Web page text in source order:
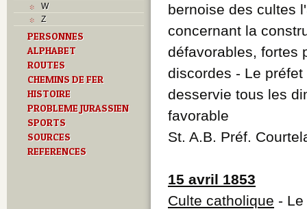
P
Problème jurassien
Q
R
S
T
Textes
U
Z
W
Z
PERSONNES
ALPHABET
ROUTES
CHEMINS DE FER
HISTOIRE
PROBLEME JURASSIEN
SPORTS
SOURCES
REFERENCES
bernoise des cultes
concernant la
défavorables, fortes
discordes - Le
desservie tous les
favorable
St. A.B. Préf.
15 avril 1853
Culte catholique -